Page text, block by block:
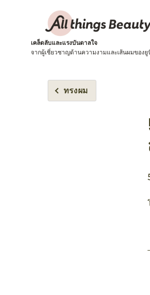
เคล็ดลับและแรงบันดาลใจ
จากผู้เชี่ยวชาญด้านความงามและเส้นผมของยู
ทรงผม